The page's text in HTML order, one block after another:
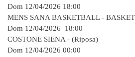
Dom 12/04/2026 18:00
MENS SANA BASKETBALL -
Dom 12/04/2026 18:00
COSTONE SIENA - (Riposa)
Dom 12/04/2026 00:00